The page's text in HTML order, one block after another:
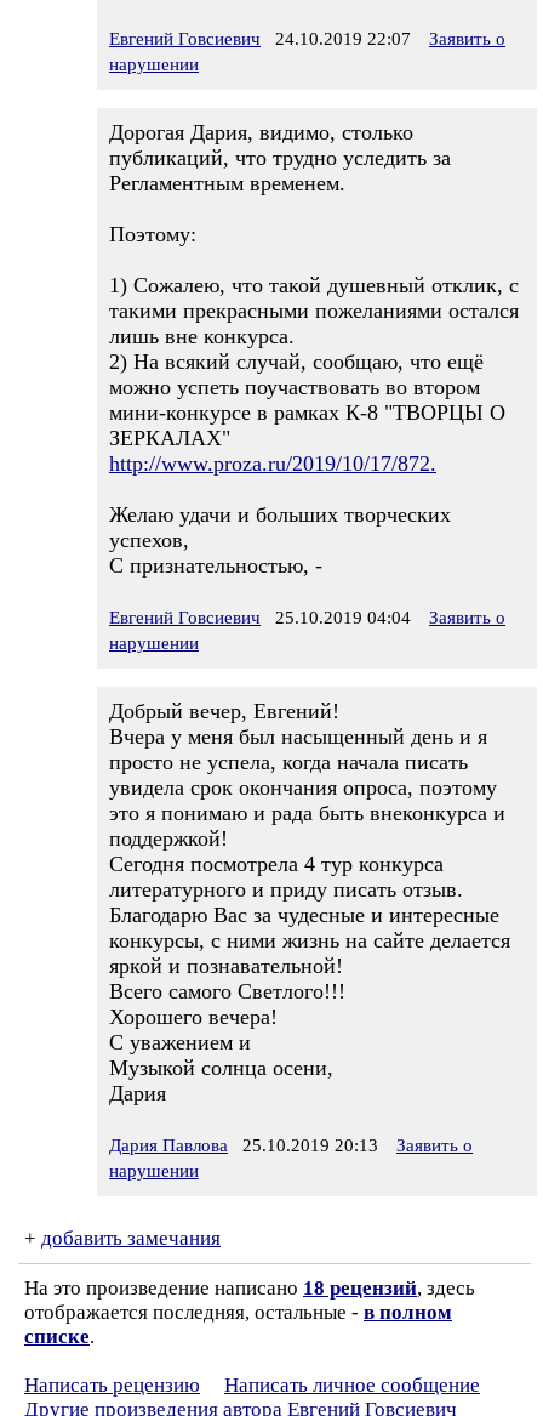
Евгений Говсиевич 24.10.2019 22:07
Заявить о
нарушении
Дорогая Дария, видимо, столько
публикаций, что трудно уследить за
Регламентным временем.
Поэтому:
1) Сожалею, что такой душевный отклик, с
такими прекрасными пожеланиями остался
лишь вне конкурса.
2) На всякий случай, сообщаю, что ещё
можно успеть поучаствовать во втором
мини-конкурсе в рамках К-8 "ТВОРЦЫ О
ЗЕРКАЛАХ"
http://www.proza.ru/2019/10/17/872.
Желаю удачи и больших творческих
успехов,
С признательностью, -
Евгений Говсиевич 25.10.2019 04:04
Заявить о
нарушении
Добрый вечер, Евгений!
Вчера у меня был насыщенный день и я
просто не успела, когда начала писать
увидела срок окончания опроса, поэтому
это я понимаю и рада быть внеконкурса и
поддержкой!
Сегодня посмотрела 4 тур конкурса
литературного и приду писать отзыв.
Благодарю Вас за чудесные и интересные
конкурсы, с ними жизнь на сайте делается
яркой и познавательной!
Всего самого Светлого!!!
Хорошего вечера!
С уважением и
Музыкой солнца осени,
Дария
Дария Павлова 25.10.2019 20:13
Заявить о
нарушении
+ добавить замечания
На это произведение написано 18 рецензий, здесь
отображается последняя, остальные - в полном
списке.
Написать рецензию
Написать личное сообщение
Другие произведения автора Евгений Говсиевич